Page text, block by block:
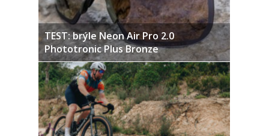
TEST: brýle Neon Air Pro 2.0
Phototronic Plus Bronze